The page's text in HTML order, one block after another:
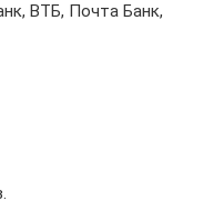
ВТБ, Почта Банк,